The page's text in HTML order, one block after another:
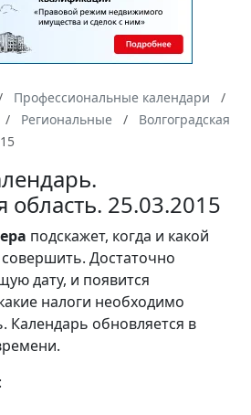
Профессиональные календари
Региональные
Волгоградская
область. 25.03.2015
подскажет, когда и какой
Достаточно
дату, и появится
налоги необходимо
Календарь обновляется в
: